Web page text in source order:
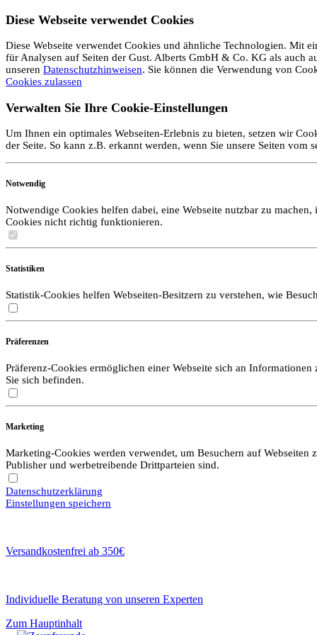
Diese Webseite verwendet Cookies
Diese Webseite verwendet Cookies und ähnliche Technologien. Mit
für Analysen auf Seiten der Gust. Alberts GmbH & Co. KG als auch
unseren Datenschutzhinweisen. Sie können die Verwendung von
Cookies zulassen
Verwalten Sie Ihre Cookie-Einstellungen
Um Ihnen ein optimales Webseiten-Erlebnis zu bieten, setzen wir
der Seite. So kann z.B. erkannt werden, wenn Sie unsere Seiten
Notwendig
Notwendige Cookies helfen dabei, eine Webseite nutzbar zu
Cookies nicht richtig funktionieren.
Statistiken
Statistik-Cookies helfen Webseiten-Besitzern zu verstehen, wie
Präferenzen
Präferenz-Cookies ermöglichen einer Webseite sich an
Sie sich befinden.
Marketing
Marketing-Cookies werden verwendet, um Besuchern auf
Publisher und werbetreibende Drittparteien sind.
Datenschutzerklärung
Einstellungen speichern
Versandkostenfrei ab 350€
Individuelle Beratung von unseren Experten
Zum Hauptinhalt